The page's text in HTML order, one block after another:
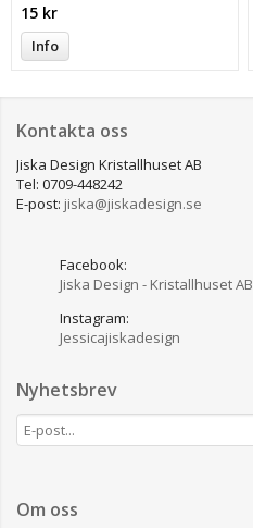
15 kr
Info
Kontakta oss
Jiska Design Kristallhuset AB
Tel: 0709-448242
E-post: jiska@jiskadesign.se
Facebook:
Jiska Design - Kristallhuset AB
Instagram:
Jessicajiskadesign
Nyhetsbrev
Om oss